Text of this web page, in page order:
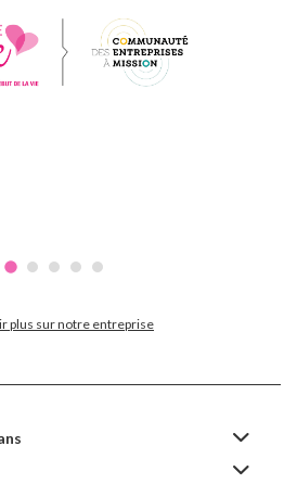
plus sur notre entreprise